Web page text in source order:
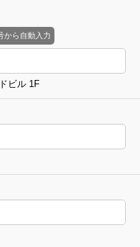
ビル 1F